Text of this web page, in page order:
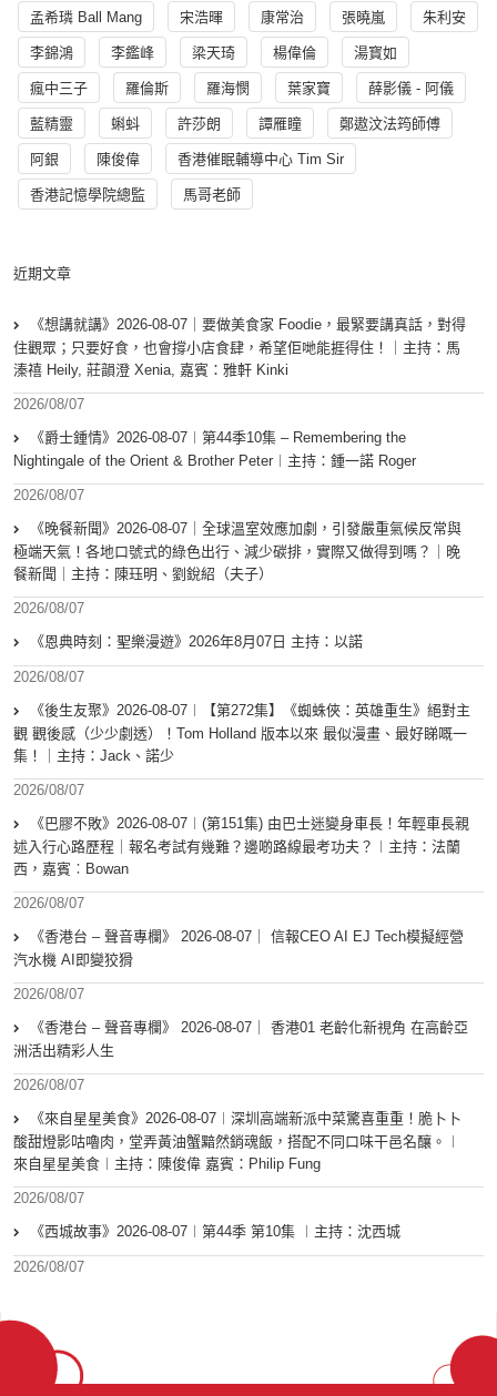
孟希璘 Ball Mang 宋浩暉 康常治 張曉嵐 朱利安
李錦鴻 李鑑峰 梁天琦 楊偉倫 湯寳如
瘋中三子 羅倫斯 羅海憫 葉家寶 薛影儀 - 阿儀
藍精靈 蝌蚪 許莎朗 譚雁瞳 鄭遨汶法筠師傅
阿銀 陳俊偉 香港催眠輔導中心 Tim Sir
香港記憶學院總監 馬哥老師
近期文章
《想講就講》2026-08-07｜要做美食家 Foodie，最緊要講真話，對得
住觀眾；只要好食，也會撐小店食肆，希望佢哋能捱得住！｜主持：馬
溱禧 Heily, 莊韻澄 Xenia, 嘉賓：雅軒 Kinki
2026/08/07
《爵士鍾情》2026-08-07︱第44季10集 – Remembering the
Nightingale of the Orient & Brother Peter︱主持：鍾一諾 Roger
2026/08/07
《晚餐新聞》2026-08-07｜全球溫室效應加劇，引發嚴重氣候反常與
極端天氣！各地口號式的綠色出行、減少碳排，實際又做得到嗎？｜晚
餐新聞｜主持：陳珏明、劉銳紹（夫子）
2026/08/07
《恩典時刻：聖樂漫遊》2026年8月07日 主持：以諾
2026/08/07
《後生友聚》2026-08-07︱【第272集】《蜘蛛俠：英雄重生》絕對主
觀 觀後感（少少劇透）！Tom Holland 版本以來 最似漫畫、最好睇嘅一
集！｜主持：Jack、諾少
2026/08/07
《巴膠不敗》2026-08-07︱(第151集) 由巴士迷變身車長！年輕車長親
述入行心路歷程｜報名考試有幾難？邊啲路線最考功夫？︱主持：法蘭
西，嘉賓︰Bowan
2026/08/07
《香港台 – 聲音專欄》 2026-08-07｜ 信報CEO AI EJ Tech模擬經營
汽水機 AI即變狡猾
2026/08/07
《香港台 – 聲音專欄》 2026-08-07｜ 香港01 老齡化新視角 在高齡亞
洲活出精彩人生
2026/08/07
《來自星星美食》2026-08-07︱深圳高端新派中菜驚喜重重！脆卜卜
酸甜燈影咕嚕肉，堂弄黃油蟹黯然銷魂飯，搭配不同口味干邑名釀。︱
來自星星美食︱主持：陳俊偉 嘉賓：Philip Fung
2026/08/07
《西城故事》2026-08-07︱第44季 第10集 ︱主持：沈西城
2026/08/07